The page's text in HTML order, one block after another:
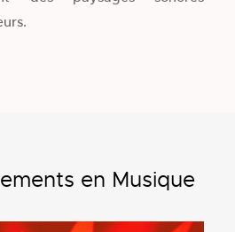
en Musique